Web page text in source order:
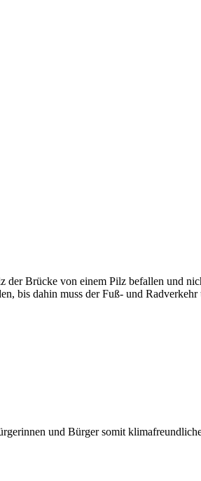
Brücke von einem Pilz befallen und
bis dahin muss der Fuß- und
und Bürger somit